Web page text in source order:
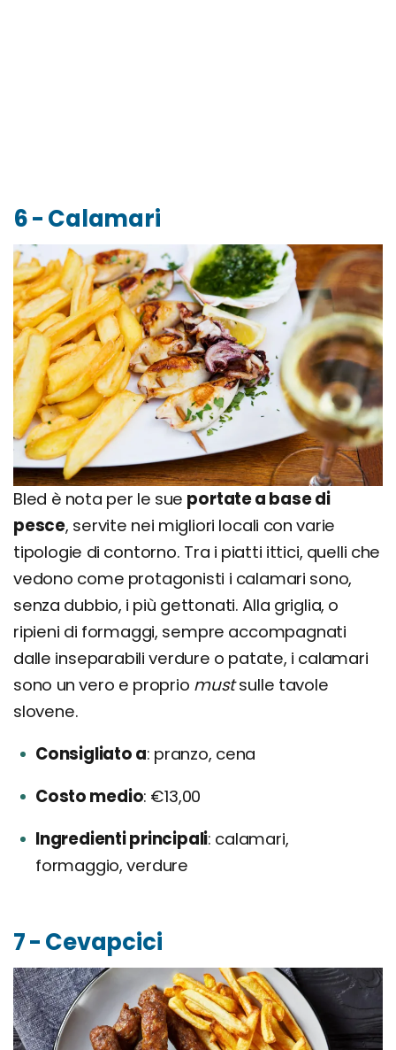
6 - Calamari
Bled è nota per le sue portate a base di
pesce, servite nei migliori locali con varie
tipologie di contorno. Tra i piatti ittici, quelli che
vedono come protagonisti i calamari sono,
senza dubbio, i più gettonati. Alla griglia, o
ripieni di formaggi, sempre accompagnati
dalle inseparabili verdure o patate, i calamari
sono un vero e proprio mustsulle tavole
slovene.
Consigliato a pranzo, cena
Costo medio €13,00
Ingredienti principali calamari,
formaggio, verdure
7 - Cevapcici